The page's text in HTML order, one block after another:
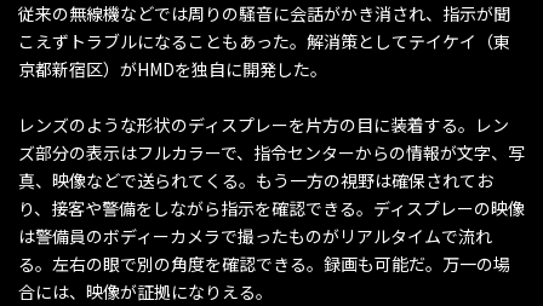
従来の無線機などでは周りの騒音に会話がかき消され、指示が聞
こえずトラブルになることもあった。解消策としてテイケイ（東
京都新宿区）がHMDを独自に開発した。
レンズのような形状のディスプレーを片方の目に装着する。レン
ズ部分の表示はフルカラーで、指令センターからの情報が文字、写
真、映像などで送られてくる。もう一方の視野は確保されてお
り、接客や警備をしながら指示を確認できる。ディスプレーの映像
は警備員のボディーカメラで撮ったものがリアルタイムで流れ
る。左右の眼で別の角度を確認できる。録画も可能だ。万一の場
合には、映像が証拠になりえる。